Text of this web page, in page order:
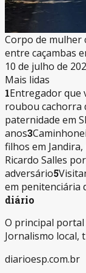
Corpo de mulher
entre caçambas
10 de julho de
Mais lidas
1Entregador que
roubou cachorra
paternidade em
anos3
filhos em Jandira,
Ricardo Salles
adversário5
em penitenciária
diário
O principal
Jornalismo local,
diarioesp.com.br